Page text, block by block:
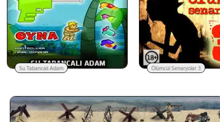
Su Tabancalı Adam Ölümcül Senaryolar 3